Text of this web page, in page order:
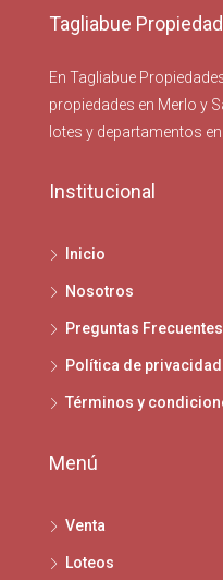
Tagliabue
En Tagliabue
propiedades en Merlo y
lotes y departamentos
Institucional
Inicio
Nosotros
Preguntas Frecuentes
Política de privacidad
Términos y
Menú
Venta
Loteos